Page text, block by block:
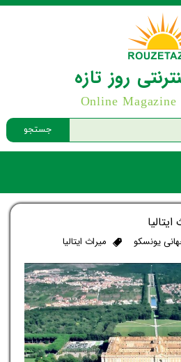
جستجو
روز تازه
Online Magazine
یونسکو میراث ایتالیا